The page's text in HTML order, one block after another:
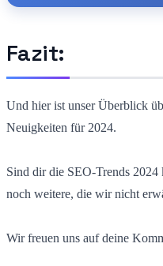
Fazit:
Und hier ist unser Überblick
Neuigkeiten für 2024.
Sind dir die SEO-Trends
noch weitere, die wir nicht
Wir freuen uns auf deine